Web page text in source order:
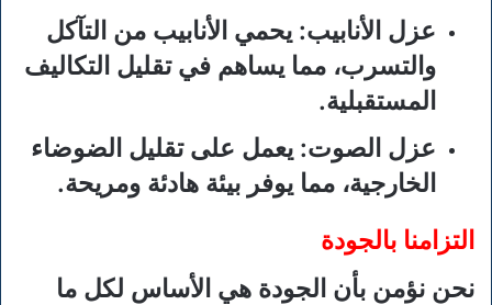
عزل الأنابيب: يحمي الأنابيب من التآكل
والتسرب، مما يساهم في تقليل التكاليف
المستقبلية.
عزل الصوت: يعمل على تقليل الضوضاء
الخارجية، مما يوفر بيئة هادئة ومريحة.
التزامنا بالجودة
نحن نؤمن بأن الجودة هي الأساس لكل ما